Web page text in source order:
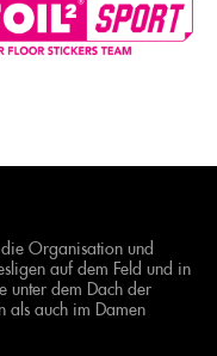
Organisation und
auf dem Feld und in
unter dem Dach der
als auch im Damen